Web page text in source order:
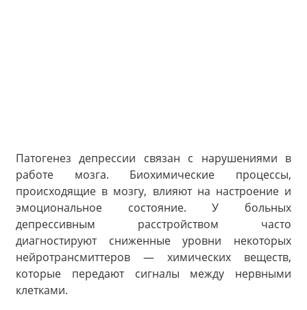
Патогенез депрессии связан с нарушениями в
работе мозга. Биохимические процессы,
происходящие в мозгу, влияют на настроение и
эмоциональное состояние. У больных
депрессивным расстройством часто
диагностируют сниженные уровни некоторых
нейротрансмиттеров — химических веществ,
которые передают сигналы между нервными
клетками.